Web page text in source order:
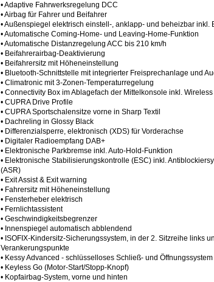
• Adaptive Fahrwerksregelung DCC
• Airbag für Fahrer und Beifahrer
• Außenspiegel elektrisch einstell-, anklapp- und beheizbar inkl.
• Automatische Coming-Home- und Leaving-Home-Funktion
• Automatische Distanzregelung ACC bis 210 km/h
• Beifahrerairbag-Deaktivierung
• Beifahrersitz mit Höheneinstellung
• Bluetooth-Schnittstelle mit integrierter Freisprechanlage und
• Climatronic mit 3-Zonen-Temperaturregelung
• Connectivity Box im Ablagefach der Mittelkonsole inkl.
• CUPRA Drive Profile
• CUPRA Sportschalensitze vorne in Sharp Textil
• Dachreling in Glossy Black
• Differenzialsperre, elektronisch (XDS) für Vorderachse
• Digitaler Radioempfang DAB+
• Elektronische Parkbremse inkl. Auto-Hold-Funktion
• Elektronische Stabilisierungskontrolle (ESC) inkl.
(ASR)
• Exit Assist & Exit warning
• Fahrersitz mit Höheneinstellung
• Fensterheber elektrisch
• Fernlichtassistent
• Geschwindigkeitsbegrenzer
• Innenspiegel automatisch abblendend
• ISOFIX-Kindersitz-Sicherungssystem, in der 2. Sitzreihe links
Verankerungspunkte
• Kessy Advanced - schlüsselloses Schließ- und Öffnungssystem
• Keyless Go (Motor-Start/Stopp-Knopf)
• Kopfairbag-System, vorne und hinten